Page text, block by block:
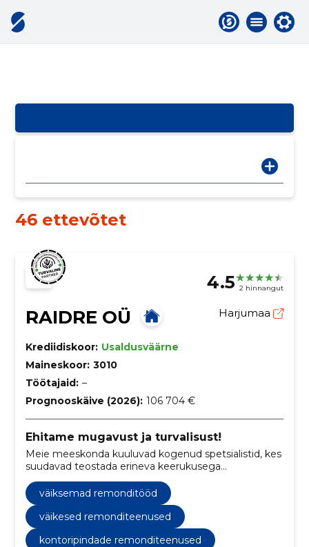
46 ettevõtet
4.5 2 hinnangut
RAIDRE OÜ Harjumaa
Krediidiskoor: Usaldusväärne
Maineskoor: 3010
Töötajaid: –
Prognooskäive (2026): 106 704 €
Ehitame mugavust ja turvalisust!
Meie meeskonda kuuluvad kogenud spetsialistid, kes
suudavad teostada erineva keerukusega
remonditöid, alates väiksematest parandustöödest
kuni ulatuslike renoveerimisprojektideni.
väiksemad remonditööd
väikesed remonditeenused
kontoripindade remonditeenused